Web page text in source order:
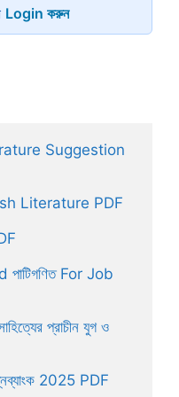
Login করুন
Suggestion
Literature PDF
For Job
প্রাচীন যুগ ও
2025 PDF